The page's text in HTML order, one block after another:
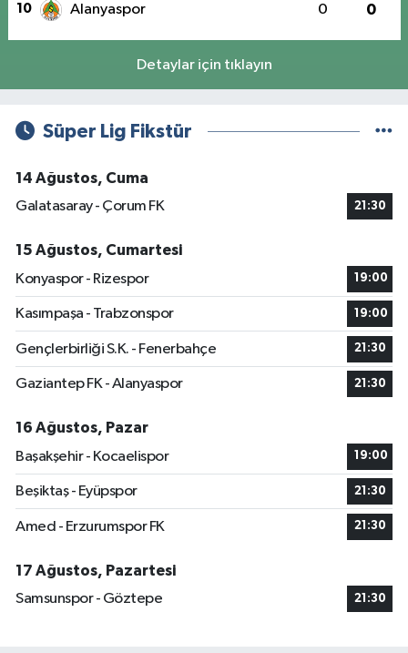
10 Alanyaspor 0 0
Detaylar için tıklayın
Süper Lig Fikstür
14 Ağustos, Cuma
Galatasaray - Çorum FK
21:30
15 Ağustos, Cumartesi
Konyaspor - Rizespor
19:00
Kasımpaşa - Trabzonspor 19:00
Gençlerbirliği S.K. - Fenerbahçe 21:30
Gaziantep FK - Alanyaspor 21:30
16 Ağustos, Pazar
Başakşehir - Kocaelispor
19:00
Beşiktaş - Eyüpspor 21:30
Amed - Erzurumspor FK 21:30
17 Ağustos, Pazartesi
Samsunspor - Göztepe
21:30